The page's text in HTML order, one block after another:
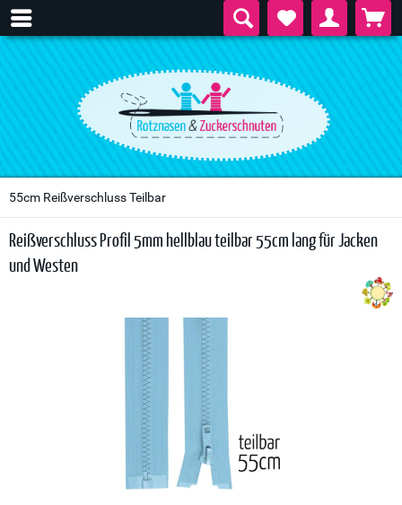
55cm Reißverschluss Teilbar
Reißverschluss Profil 5mm hellblau teilbar 55cm lang für Jacken
und Westen